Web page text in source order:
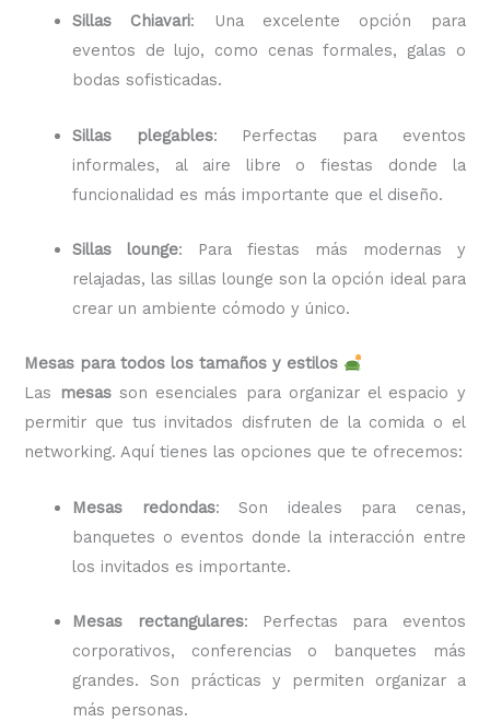
Sillas Chiavari: Una excelente opción para
eventos de lujo, como cenas formales, galas o
bodas sofisticadas.
Sillas plegables: Perfectas para eventos
informales, al aire libre o fiestas donde la
funcionalidad es más importante que el diseño.
Sillas lounge: Para fiestas más modernas y
relajadas, las sillas lounge son la opción ideal para
crear un ambiente cómodo y único.
Mesas para todos los tamaños y estilos
Las
mesasson esenciales para organizar el espacio y
permitir que tus invitados disfruten de la comida o el
networking. Aquí tienes las opciones que te ofrecemos:
Mesas redondas: Son ideales para cenas,
banquetes o eventos donde la interacción entre
los invitados es importante.
Mesas rectangulares: Perfectas para eventos
corporativos, conferencias o banquetes más
grandes. Son prácticas y permiten organizar a
más personas.